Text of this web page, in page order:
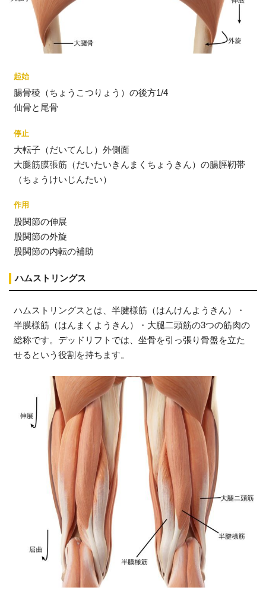
起始
腸骨稜（ちょうこつりょう）の後方1/4
仙骨と尾骨
停止
大転子（だいてんし）外側面
大腿筋膜張筋（だいたいきんまくちょうきん）の腸脛靭帯
（ちょうけいじんたい）
作用
股関節の伸展
股関節の外旋
股関節の内転の補助
ハムストリングス
ハムストリングスとは、半腱様筋（はんけんようきん）・
半膜様筋（はんまくようきん）・大腿二頭筋の3つの筋肉の
総称です。デッドリフトでは、坐骨を引っ張り骨盤を立た
せるという役割を持ちます。